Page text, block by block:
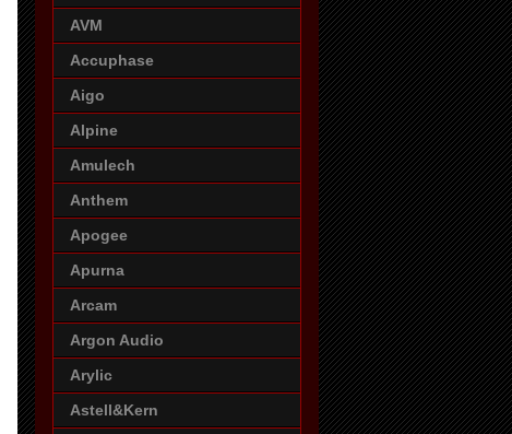
AVM
Accuphase
Aigo
Alpine
Amulech
Anthem
Apogee
Apurna
Arcam
Argon Audio
Arylic
Astell&Kern